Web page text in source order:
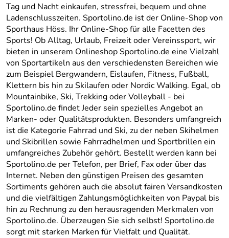
Tag und Nacht einkaufen, stressfrei, bequem und ohne
Ladenschlusszeiten. Sportolino.de ist der Online-Shop von
Sporthaus Höss. Ihr Online-Shop für alle Facetten des
Sports! Ob Alltag, Urlaub, Freizeit oder Vereinssport, wir
bieten in unserem Onlineshop Sportolino.de eine Vielzahl
von Sportartikeln aus den verschiedensten Bereichen wie
zum Beispiel Bergwandern, Eislaufen, Fitness, Fußball,
Klettern bis hin zu Skilaufen oder Nordic Walking. Egal, ob
Mountainbike, Ski, Trekking oder Volleyball - bei
Sportolino.de findet Jeder sein spezielles Angebot an
Marken- oder Qualitätsprodukten. Besonders umfangreich
ist die Kategorie Fahrrad und Ski, zu der neben Skihelmen
und Skibrillen sowie Fahrradhelmen und Sportbrillen ein
umfangreiches Zubehör gehört. Bestellt werden kann bei
Sportolino.de per Telefon, per Brief, Fax oder über das
Internet. Neben den günstigen Preisen des gesamten
Sortiments gehören auch die absolut fairen Versandkosten
und die vielfältigen Zahlungsmöglichkeiten von Paypal bis
hin zu Rechnung zu den herausragenden Merkmalen von
Sportolino.de. Überzeugen Sie sich selbst! Sportolino.de
sorgt mit starken Marken für Vielfalt und Qualität.